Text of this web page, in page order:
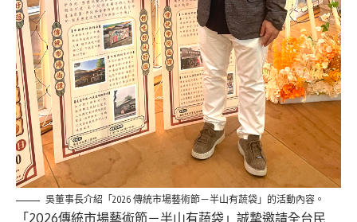
吳董事長介紹「2026 傳統市場藝術節－半山有蔬袋」的活動內容。
「2026傳統市場藝術節－半山有蔬袋」誠摯邀請全台民